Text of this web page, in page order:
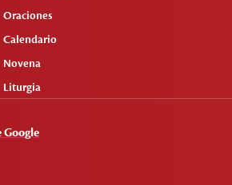
Oraciones
Calendario
Novena
Liturgia